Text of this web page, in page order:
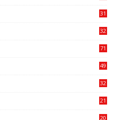
31
32
71
49
32
21
20